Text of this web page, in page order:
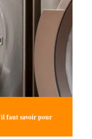
faut savoir pour